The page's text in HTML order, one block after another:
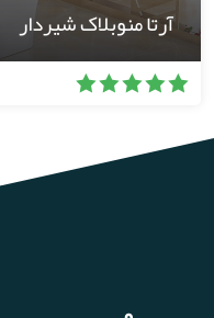
آرتا منوبلاک شیردار